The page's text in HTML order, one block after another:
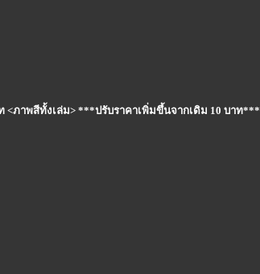
<ภาพสีทั้งเล่ม> ***ปรับราคาเพิ่มขึ้นจากเดิม 10 บาท***